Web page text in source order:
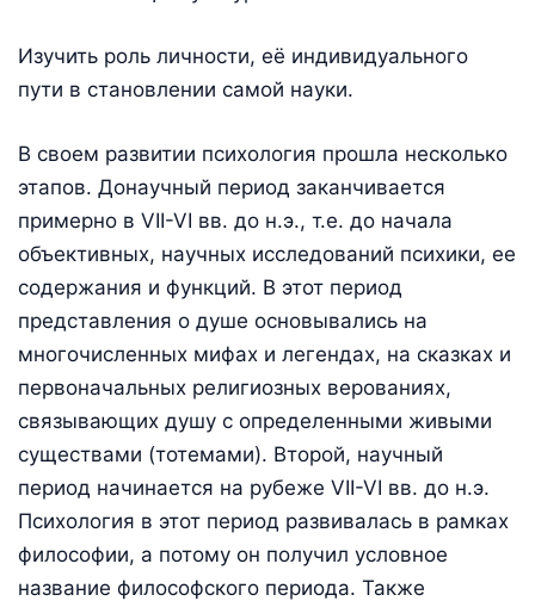
Изучить роль личности, её индивидуального
пути в становлении самой науки.
В своем развитии психология прошла несколько
этапов. Донаучный период заканчивается
примерно в VII-VI вв. до н.э., т.е. до начала
объективных, научных исследований психики, ее
содержания и функций. В этот период
представления о душе основывались на
многочисленных мифах и легендах, на сказках и
первоначальных религиозных верованиях,
связывающих душу с определенными живыми
существами (тотемами). Второй, научный
период начинается на рубеже VII-VI вв. до н.э.
Психология в этот период развивалась в рамках
философии, а потому он получил условное
название философского периода. Также